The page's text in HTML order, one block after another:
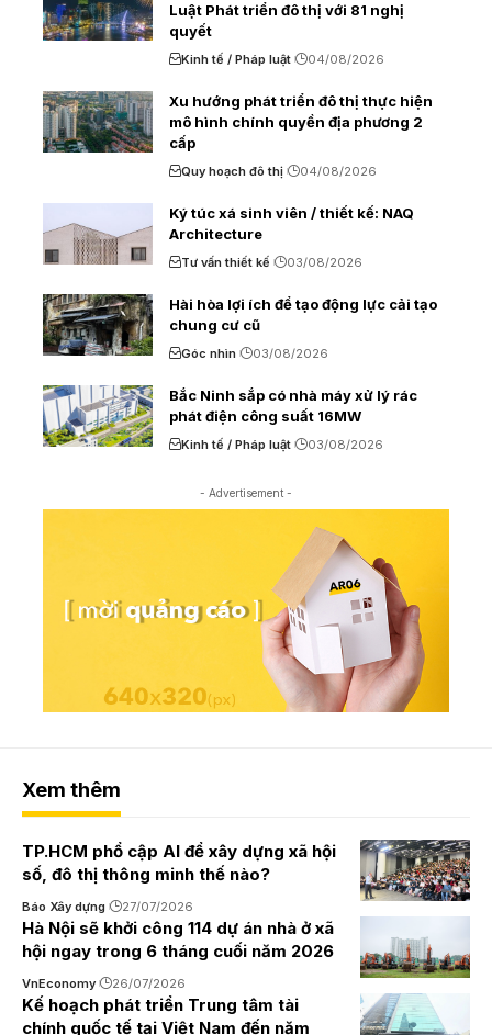
Luật Phát triển đô thị với 81 nghị
quyết
Kinh tế / Pháp luật 04/08/2026
Xu hướng phát triển đô thị thực hiện
mô hình chính quyền địa phương 2
cấp
Quy hoạch đô thị 04/08/2026
Ký túc xá sinh viên / thiết kế: NAQ
Architecture
Tư vấn thiết kế 03/08/2026
Hài hòa lợi ích để tạo động lực cải tạo
chung cư cũ
Góc nhìn 03/08/2026
Bắc Ninh sắp có nhà máy xử lý rác
phát điện công suất 16MW
Kinh tế / Pháp luật 03/08/2026
- Advertisement -
Xem thêm
TP.HCM phổ cập AI để xây dựng xã hội
số, đô thị thông minh thế nào?
Báo Xây dựng 27/07/2026
Hà Nội sẽ khởi công 114 dự án nhà ở xã
hội ngay trong 6 tháng cuối năm 2026
VnEconomy 26/07/2026
Kế hoạch phát triển Trung tâm tài
chính quốc tế tại Việt Nam đến năm